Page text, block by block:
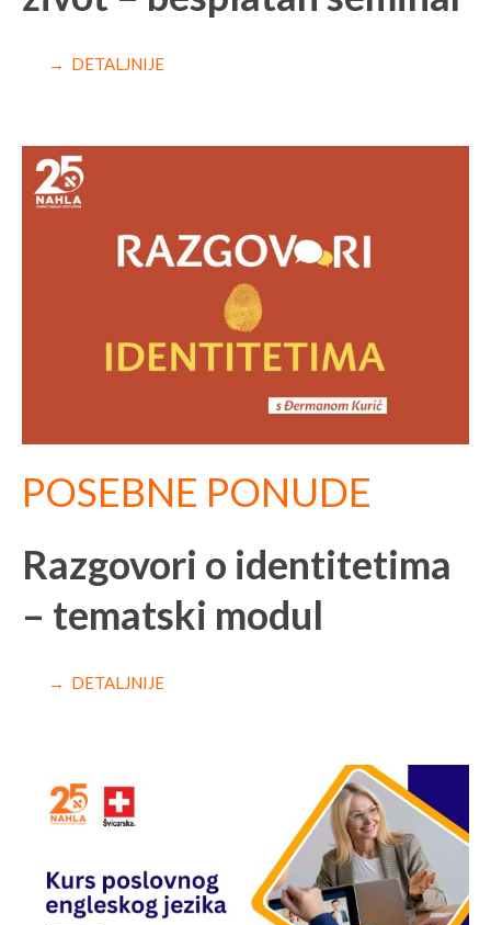
→ DETALJNIJE
POSEBNE PONUDE
Razgovori o identitetima
– tematski modul
→ DETALJNIJE